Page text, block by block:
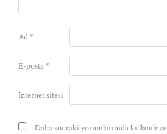
Ad*
E-posta*
İnternet sitesi
Daha sonraki yorumlarımda